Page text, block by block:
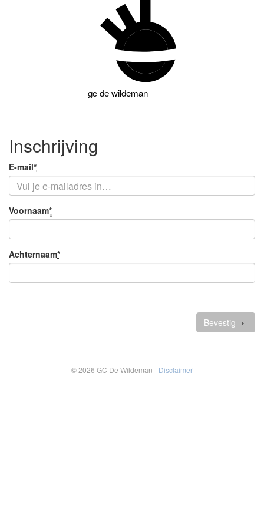
gcde wildeman
Inschrijving
Je
e-
mail
E-mail*
Verplicht
veld
Je
Voornaam*
Verplicht
Achternaam*
Verplicht
Bevestig
© 2026 GC De Wildeman - Disclaimer